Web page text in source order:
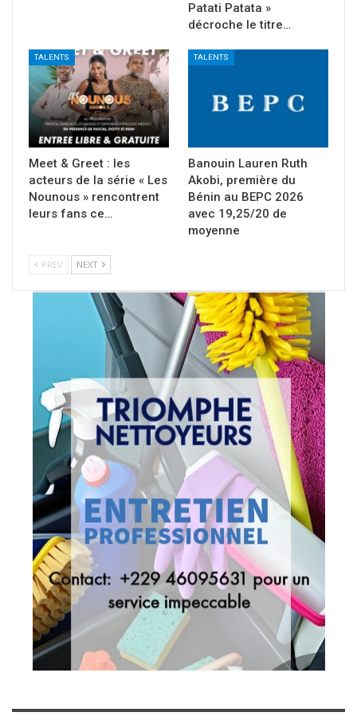
Patati Patata »
décroche le titre…
TALENTS
Meet & Greet : les
acteurs de la série « Les
Nounous » rencontrent
leurs fans ce…
TALENTS
Banouin Lauren Ruth
Akobi, première du
Bénin au BEPC 2026
avec 19,25/20 de
moyenne
PREV NEXT